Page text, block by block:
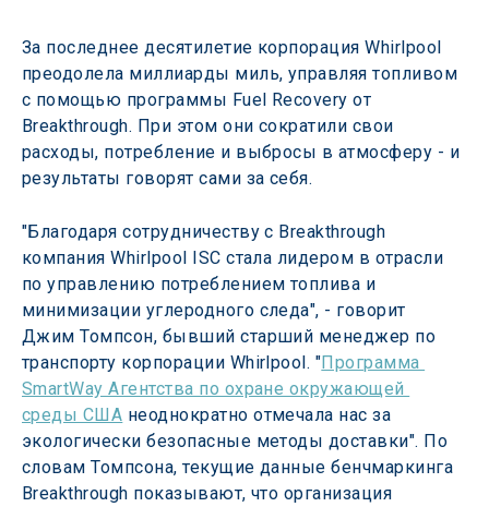
За последнее десятилетие корпорация Whirlpool
преодолела миллиарды миль, управляя топливом
с помощью программы Fuel Recovery от
Breakthrough. При этом они сократили свои
расходы, потребление и выбросы в атмосферу - и
результаты говорят сами за себя.
"Благодаря сотрудничеству с Breakthrough
компания Whirlpool ISC стала лидером в отрасли
по управлению потреблением топлива и
минимизации углеродного следа", - говорит
Джим Томпсон, бывший старший менеджер по
транспорту корпорации Whirlpool. "Программа
SmartWay Агентства по охране окружающей
среды США неоднократно отмечала нас за
экологически безопасные методы доставки". По
словам Томпсона, текущие данные бенчмаркинга
Breakthrough показывают, что организация